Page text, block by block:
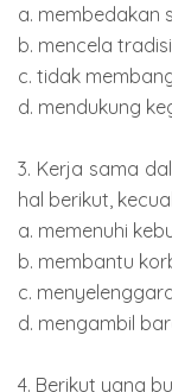
a. membedakan
b. mencela
c. tidak
d. mendukung
3. Kerja sama
hal berikut,
a. memenuhi
b. membantu
c.
d. mengambil
4. Berikut yang